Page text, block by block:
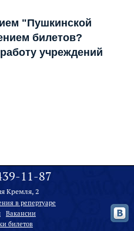
"Пушкинской
билетов?
учреждений
11-87
Кремля, 2
в репертуаре
Вакансии
билетов